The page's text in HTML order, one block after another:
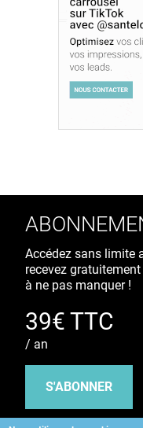
Accédez sans limite
recevez
à ne pas manquer !
39€ TTC
/ an
S'ABONNER